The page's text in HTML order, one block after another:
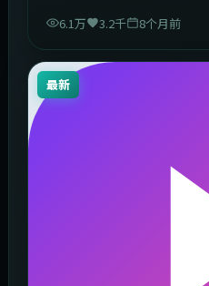
6.1万 3.2千 8个月前
最新